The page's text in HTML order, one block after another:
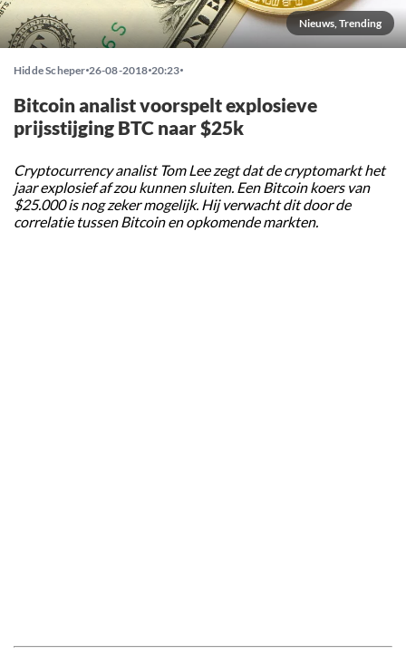
Nieuws, Trending
Hidde Scheper 26-08-2018 20:23
Bitcoin analist voorspelt explosieve
prijsstijging BTC naar $25k
Cryptocurrency analist Tom Lee zegt dat de cryptomarkt het
jaar explosief af zou kunnen sluiten. Een Bitcoin koers van
$25.000 is nog zeker mogelijk. Hij verwacht dit door de
correlatie tussen Bitcoin en opkomende markten.